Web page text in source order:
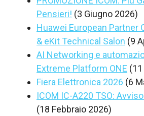
Pensieri! (3 Giugno 2026)
Huawei European Partner
& eKit Technical Salon (9
AI Networking e
Extreme Platform ONE
Fiera Elettronica 2026 (6
ICOM IC-A220 TSO:
(18 Febbraio 2026)